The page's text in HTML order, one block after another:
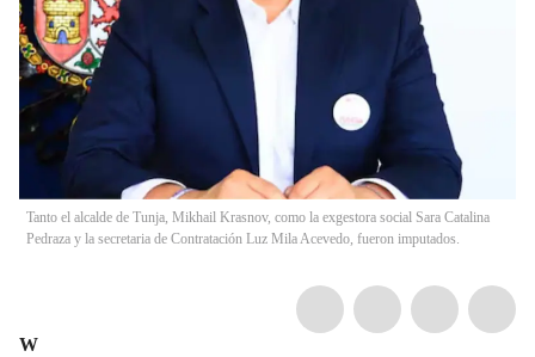
Tanto el alcalde de Tunja, Mikhail Krasnov, como la exgestora social Sara Catalina
Pedraza y la secretaria de Contratación Luz Mila Acevedo, fueron imputados.
W